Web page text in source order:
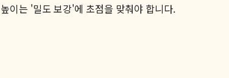
이는 '밀도 보강'에 초점을 맞춰야 합니다.